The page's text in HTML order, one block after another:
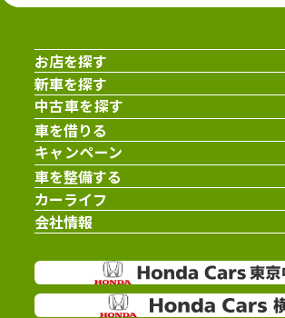
お店を探す
新車を探す
中古車を探す
車を借りる
キャンペーン
車を整備する
カーライフ
会社情報